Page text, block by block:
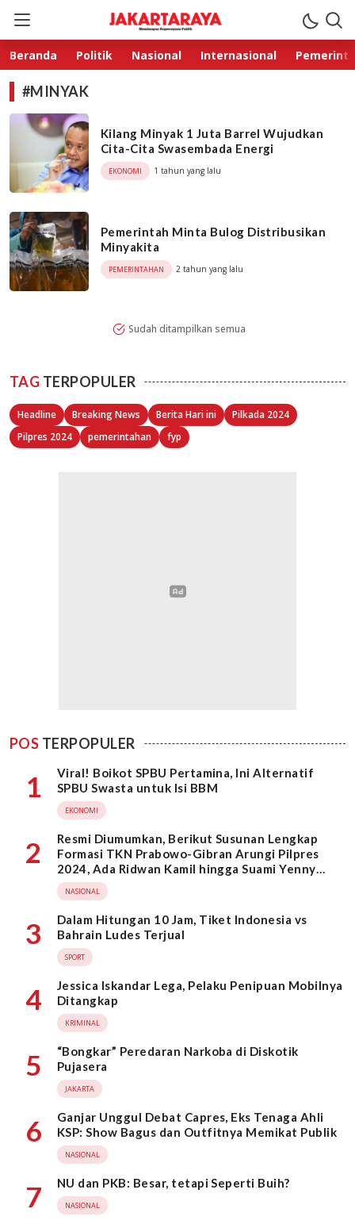
Jakarta Raya
Membangun Kepercayaan Publik
Beranda Politik Nasional Internasional
#MINYAK
Kilang Minyak 1 Juta Barrel Wujudkan
Cita-Cita Swasembada Energi
EKONOMI 1 tahun yang lalu
Pemerintah Minta Bulog Distribusikan
Minyakita
PEMERINTAHAN 2 tahun yang lalu
Sudah ditampilkan semua
TAG TERPOPULER
Headline Breaking News Berita Hari ini
Pilkada 2024
Pilpres 2024
pemerintahan fyp
POS TERPOPULER
1
Viral! Boikot SPBU Pertamina, Ini Alternatif
SPBU Swasta untuk Isi BBM
EKONOMI
2
Resmi Diumumkan, Berikut Susunan Lengkap
Formasi TKN Prabowo-Gibran Arungi Pilpres
2024, Ada Ridwan Kamil hingga Suami Yenny
Wahid
NASIONAL
3
Dalam Hitungan 10 Jam, Tiket Indonesia vs
Bahrain Ludes Terjual
SPORT
4
Jessica Iskandar Lega, Pelaku Penipuan Mobilnya
Ditangkap
KRIMINAL
5
“Bongkar” Peredaran Narkoba di Diskotik
Pujasera
JAKARTA
6
Ganjar Unggul Debat Capres, Eks Tenaga Ahli
KSP: Show Bagus dan Outfitnya Memikat Publik
NASIONAL
7 NU dan PKB: Besar, tetapi Seperti Buih?
NASIONAL